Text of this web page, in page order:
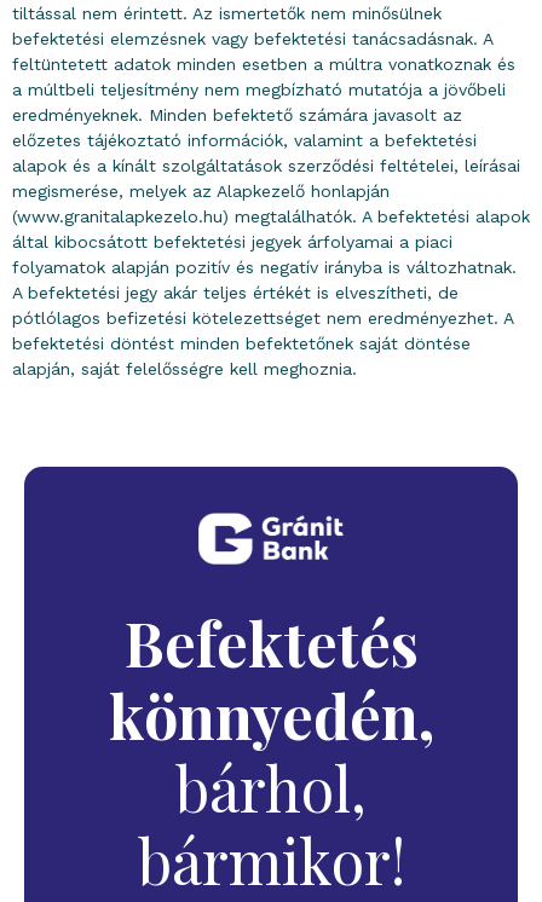
tiltással nem érintett. Az ismertetők nem minősülnek
befektetési elemzésnek vagy befektetési tanácsadásnak. A
feltüntetett adatok minden esetben a múltra vonatkoznak és
a múltbeli teljesítmény nem megbízható mutatója a jövőbeli
eredményeknek. Minden befektető számára javasolt az
előzetes tájékoztató információk, valamint a befektetési
alapok és a kínált szolgáltatások szerződési feltételei, leírásai
megismerése, melyek az Alapkezelő honlapján
(www.granitalapkezelo.hu) megtalálhatók. A befektetési alapok
által kibocsátott befektetési jegyek árfolyamai a piaci
folyamatok alapján pozitív és negatív irányba is változhatnak.
A befektetési jegy akár teljes értékét is elveszítheti, de
pótlólagos befizetési kötelezettséget nem eredményezhet. A
befektetési döntést minden befektetőnek saját döntése
alapján, saját felelősségre kell meghoznia.
Befektetés
könnyedén,
bárhol,
bármikor!